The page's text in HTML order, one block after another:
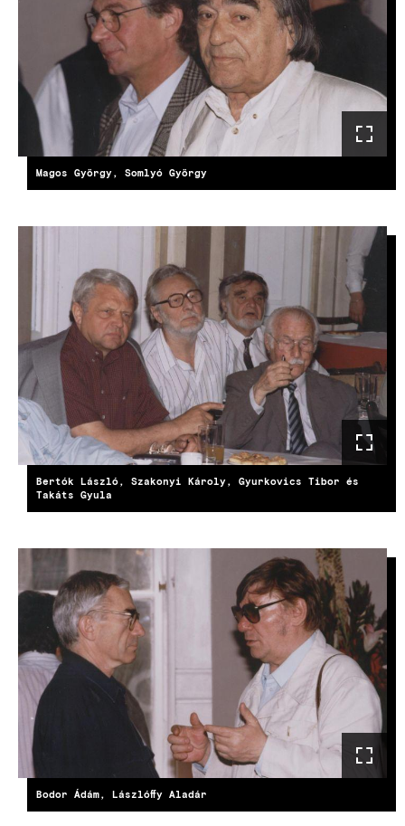
Magos György, Somlyó György
Bertók László, Szakonyi Károly, Gyurkovics Tibor és
Takáts Gyula
Bodor Ádám, Lászlóffy Aladár